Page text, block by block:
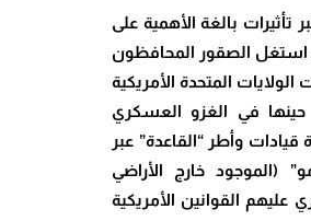
الاقتصادية، كان لأحداث 11 سبتمبر تأثيرات بالغة الأهمية على
استغل الصقور المحافظون
المتحدة الأمريكية
حينها في الغزو العسكري
وأطر “القاعدة” عبر
(الموجود خارج الأراضي
عليهم القوانين الأمريكية